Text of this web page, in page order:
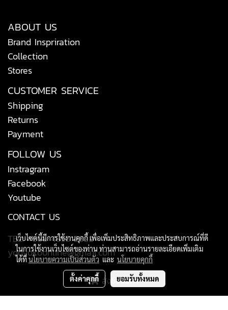
สั่งซื้อสินค้า
ABOUT US
Brand Inspriration
Collection
Stores
CUSTOMER SERVICE
Shipping
Returns
Payment
FOLLOW US
Instragram
Facebook
Youtube
CONTACT US
TEL: +666 4953 2828
yodyokoonline@gmail.com
เว็บไซต์นี้มีการใช้งานคุกกี้ เพื่อเพิ่มประสิทธิภาพและประสบการณ์ที่ดี
ในการใช้งานเว็บไซต์ของท่าน ท่านสามารถอ่านรายละเอียดเพิ่มเติม
ได้ที่นโยบายความเป็นส่วนตัว และ นโยบายคุกกี้
ตั้งค่าคุกกี้ ยอมรับทั้งหมด